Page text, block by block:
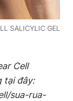
SALICYLIC GEL
Cell
tại đây:
sua-rua-